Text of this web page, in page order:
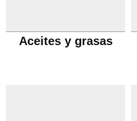
Aceites y grasas